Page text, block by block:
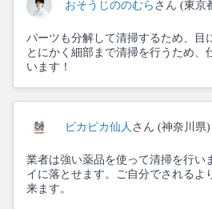
おそうじののむら さん (東京
パーツも分解して清掃するため、目
とにかく細部まで清掃を行うため、
います！
ピカピカ仙人 さん (神奈川県)
業者は強い薬品を使って清掃を行い
イに落とせます。ご自分でされるよ
来ます。